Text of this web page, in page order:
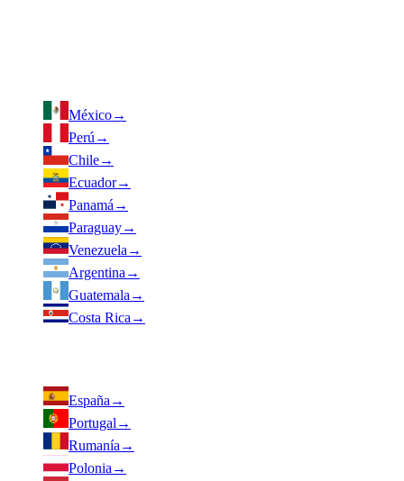
México→
Perú →
Chile→
Ecuador→
Panamá →
Paraguay→
Venezuela →
Argentina →
Guatemala →
Costa Rica →
España →
Portugal →
Rumanía →
Polonia →